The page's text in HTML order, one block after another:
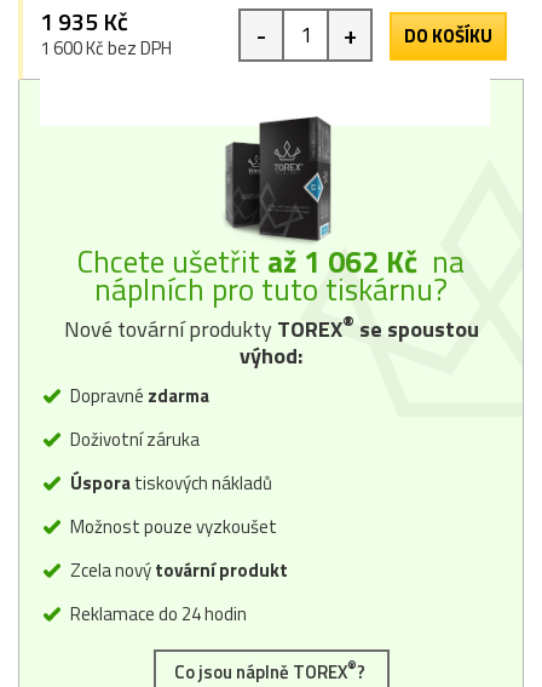
1 935 Kč
1 600 Kč bez DPH - + DO KOŠÍKU
Chcete ušetřit až 1 062 Kč na
náplních pro tuto tiskárnu?
Nové tovární produktyTOREX® se spoustou
výhod:
Dopravné zdarma
Doživotní záruka
Úsporatiskových nákladů
Možnost pouze vyzkoušet
Zcela novýtovární produkt
Reklamace do 24 hodin
Co jsou náplně TOREX®?